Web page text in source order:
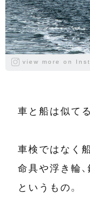
view more on
車と船は似て
車検ではなく
命具や浮き輪
というもの。